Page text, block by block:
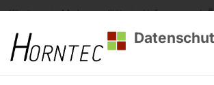
Kärnten Markenqualität Lieferung nach